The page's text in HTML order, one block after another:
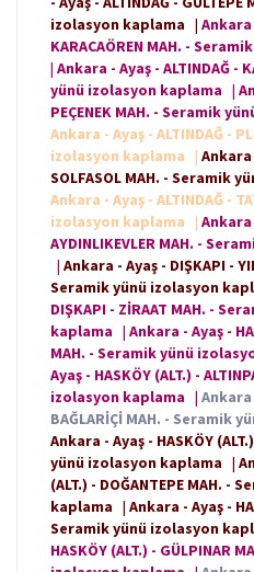
izolasyon kaplama | Ankara
KARACAÖREN MAH. -
| Ankara - Ayaş - ALTINDAĞ -
yünü izolasyon kaplama |
PEÇENEK MAH. - Seramik
Ankara - Ayaş - ALTINDAĞ -
izolasyon kaplama
| Ankara
SOLFASOL MAH. - Seramik
Ankara - Ayaş - ALTINDAĞ -
izolasyon kaplama
| Ankara
AYDINLIKEVLER MAH. -
| Ankara - Ayaş - DIŞKAPI -
Seramik yünü izolasyon
DIŞKAPI - ZİRAAT MAH. -
kaplama | Ankara - Ayaş -
MAH. - Seramik yünü
Ayaş - HASKÖY (ALT.) -
izolasyon kaplama | Ankara
BAĞLARİÇİ MAH. - Seramik
Ankara - Ayaş - HASKÖY
yünü izolasyon kaplama |
(ALT.) - DOĞANTEPE MAH. -
kaplama | Ankara - Ayaş -
Seramik yünü izolasyon
HASKÖY (ALT.) - GÜLPINAR